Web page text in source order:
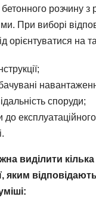
розчину з
При виборі
орієнтуватися на
споруди;
до
виділити кілька
яким